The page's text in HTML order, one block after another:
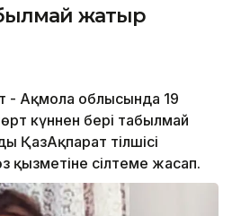
жатыр
- Ақмола облысында 19
күннен бері табылмай
ҚазАқпарат тілшісі
қызметіне сілтеме жасап.